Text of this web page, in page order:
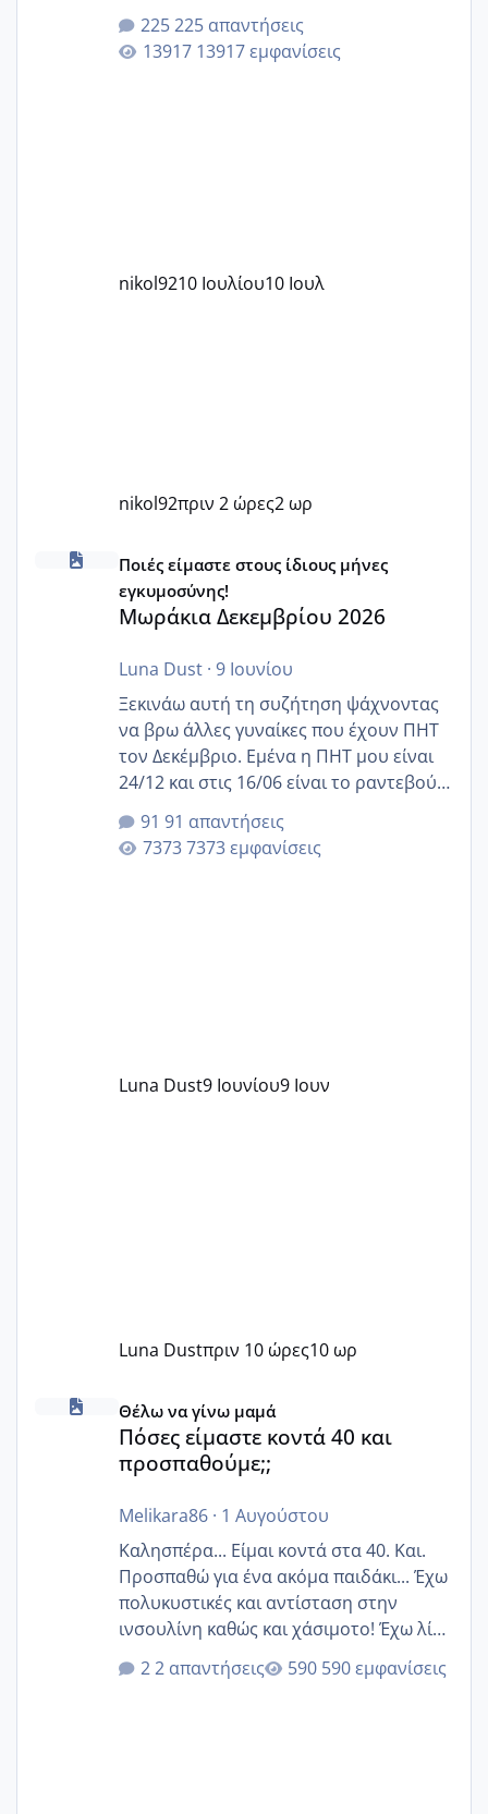
225 απαντήσεις
13917 εμφανίσεις
nikol9210 Ιουλίου10 Ιουλ
nikol92πριν 2 ώρες2 ωρ
Μωράκια Δεκεμβρίου 2026
Ποιές είμαστε στους ίδιους μήνες
εγκυμοσύνης!
Μωράκια Δεκεμβρίου 2026
Luna Dust· 9 Ιουνίου
Ξεκινάω αυτή τη συζήτηση ψάχνοντας
να βρω άλλες γυναίκες που έχουν ΠΗΤ
τον Δεκέμβριο. Εμένα η ΠΗΤ μου είναι
24/12 και στις 16/06 είναι το ραντεβού
της αυχενικής διαφάνειας. Έχω αρκετό
άγχος και οι μέρες δεν φαίνεται να
περνάνε με τίποτα.
91 απαντήσεις
7373 εμφανίσεις
Luna Dust9 Ιουνίου9 Ιουν
Luna Dustπριν 10 ώρες10 ωρ
Πόσες είμαστε κοντά 40 και προσπαθούμε;;
Θέλω να γίνω μαμά
Πόσες είμαστε κοντά 40 και
προσπαθούμε;;
Melikara86· 1 Αυγούστου
Καλησπέρα... Είμαι κοντά στα 40. Και.
Προσπαθώ για ένα ακόμα παιδάκι... Έχω
πολυκυστικές και αντίσταση στην
ινσουλίνη καθώς και χάσιμοτο! Έχω λίγα
κιλά παραπάνω και όσο κ αν προσπαθώ
δεν χάνω εύκολα! Προσπαθώ για ακόμη
2 απαντήσεις 590 εμφανίσεις